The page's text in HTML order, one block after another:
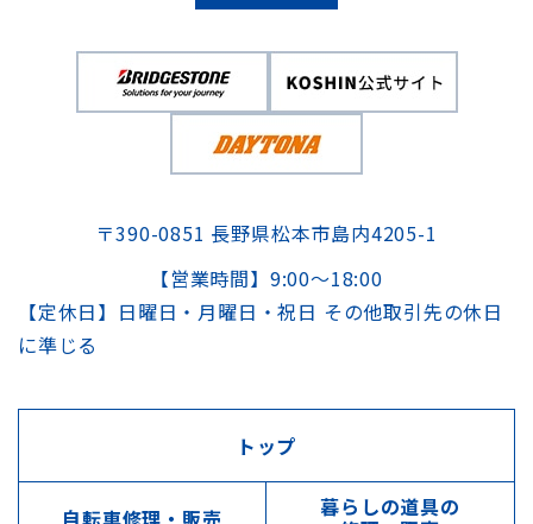
〒390-0851 長野県松本市島内4205-1
【営業時間】9:00～18:00
【定休日】日曜日・月曜日・祝日 その他取引先の休日
に準じる
トップ
自転車修理・販売 暮らしの道具の